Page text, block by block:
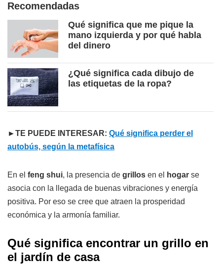
Recomendadas
Qué significa que me pique la
mano izquierda y por qué habla
del dinero
¿Qué significa cada dibujo de
las etiquetas de la ropa?
►TE PUEDE INTERESAR: Qué significa perder el
autobús, según la metafísica
En el feng shui, la presencia de grillos en el hogar se
asocia con la llegada de buenas vibraciones y energía
positiva. Por eso se cree que atraen la prosperidad
económica y la armonía familiar.
Qué significa encontrar un grillo en
el jardín de casa